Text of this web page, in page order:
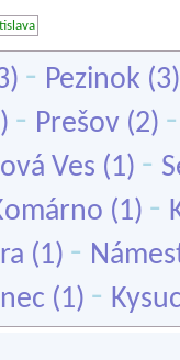
- Pezinok
- Prešov (2)
Ves (1) -
(1) -
(1) -
(1) -